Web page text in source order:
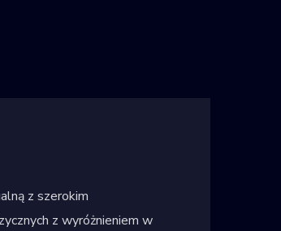
z szerokim
z wyróżnieniem w